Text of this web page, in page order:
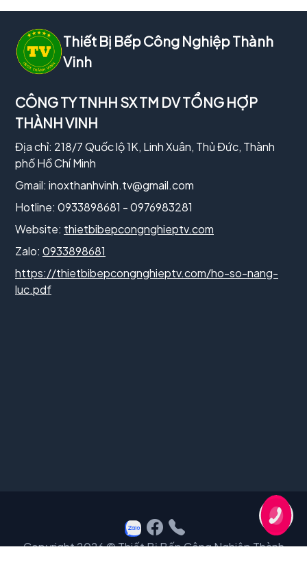
Thiết Bị Bếp Công Nghiệp Thành
Vinh
CÔNG TY TNHH SX TM DV TỔNG HỢP
THÀNH VINH
Địa chỉ: 218/7 Quốc lộ 1K, Linh Xuân, Thủ Đức, Thành
phố Hồ Chí Minh
Gmail: inoxthanhvinh.tv@gmail.com
Hotline: 0933898681 - 0976983281
Website: thietbibepcongnghieptv.com
Zalo: 0933898681
https://thietbibepcongnghieptv.com/ho-so-nang-
luc.pdf
Copyright 2026 © Thiết Bị Bếp Công Nghiệp Thành